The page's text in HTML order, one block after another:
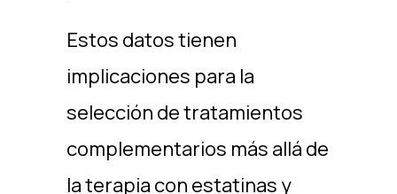
Estos datos tienen
implicaciones para la
selección de tratamientos
complementarios más allá de
la terapia con estatinas y